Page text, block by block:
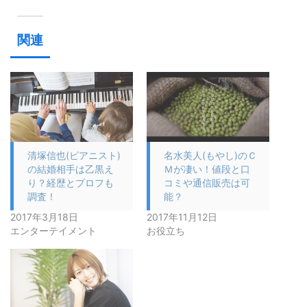
関連
清塚信也(ピアニスト)
の結婚相手は乙黒え
り？経歴とプロフも
調査！
2017年3月18日
エンターテイメント
名水美人(もやし)のＣ
Ｍが凄い！値段と口
コミや通信販売は可
能？
2017年11月12日
お役立ち